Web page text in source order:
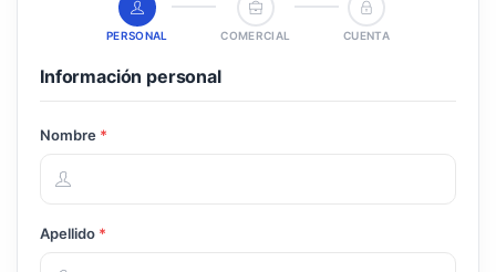
PERSONAL COMERCIAL CUENTA
Información personal
Nombre *
Apellido *